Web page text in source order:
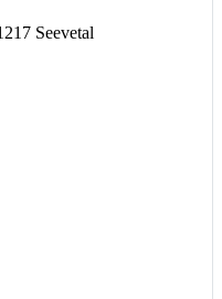
Seevetal